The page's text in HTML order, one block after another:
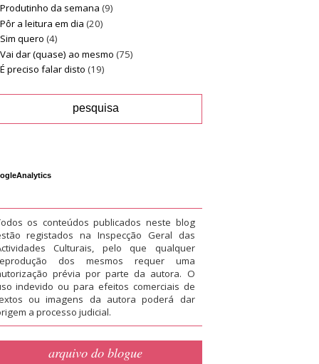
Produtinho da semana (9)
Pôr a leitura em dia (20)
Sim quero (4)
Vai dar (quase) ao mesmo (75)
É preciso falar disto (19)
os conteúdos publicados neste blog
registados na Inspecção Geral das
Culturais, pelo que qualquer
dos mesmos requer uma
prévia por parte da autora. O
indevido ou para efeitos comerciais de
ou imagens da autora poderá dar
a processo judicial.
arquivo do blogue